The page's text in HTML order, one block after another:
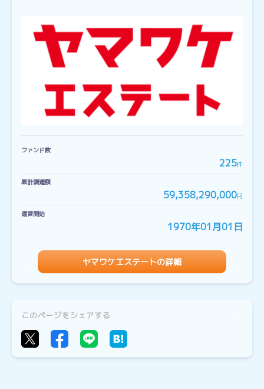
ファンド数
225件
累計調達額
59,358,290,000円
運営開始
1970年01月01日
ヤマワケエステートの詳細
このページをシェアする